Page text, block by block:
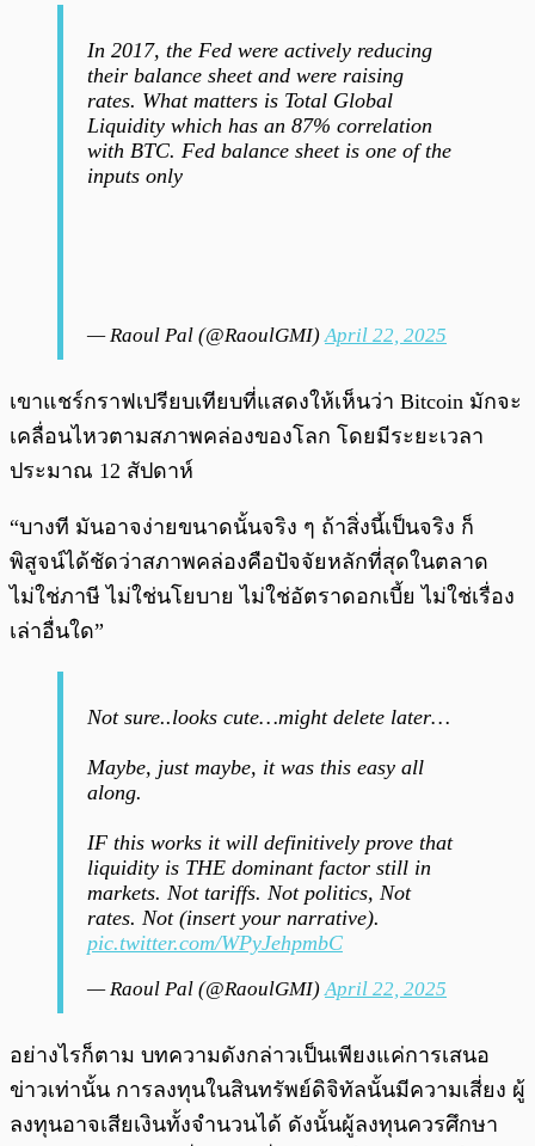
In 2017, the Fed were actively reducing
their balance sheet and were raising
rates. What matters is Total Global
Liquidity which has an 87% correlation
with BTC. Fed balance sheet is one of the
inputs only
— Raoul Pal (@RaoulGMI)April 22, 2025
เขาแชร์กราฟเปรียบเทียบที่แสดงให้เห็นว่า Bitcoin มักจะ
เคลื่อนไหวตามสภาพคล่องของโลก โดยมีระยะเวลา
ประมาณ 12 สัปดาห์
“บางที มันอาจง่ายขนาดนั้นจริง ๆ ถ้าสิ่งนี้เป็นจริง ก็
พิสูจน์ได้ชัดว่าสภาพคล่องคือปัจจัยหลักที่สุดในตลาด
ไม่ใช่ภาษี ไม่ใช่นโยบาย ไม่ใช่อัตราดอกเบี้ย ไม่ใช่เรื่อง
เล่าอื่นใด”
Not sure..looks cute…might delete later…
Maybe, just maybe, it was this easy all
along.
IF this works it will definitively prove that
liquidity is THE dominant factor still in
markets. Not tariffs. Not politics, Not
rates. Not (insert your narrative).
pic.twitter.com/WPyJehpmbC
— Raoul Pal (@RaoulGMI)April 22, 2025
อย่างไรก็ตาม บทความดังกล่าวเป็นเพียงแค่การเสนอ
ข่าวเท่านั้น การลงทุนในสินทรัพย์ดิจิทัลนั้นมีความเสี่ยง ผู้
ลงทุนอาจเสียเงินทั้งจำนวนได้ ดังนั้นผู้ลงทุนควรศึกษา